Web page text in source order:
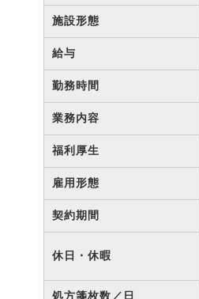
施設形態
給与
勤務時間
業務内容
福利厚生
雇用形態
契約期間
休日・休暇
処方箋枚数／日